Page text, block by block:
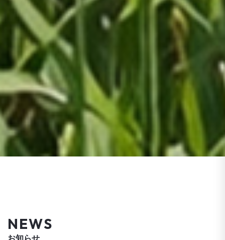
NEWS
お知らせ